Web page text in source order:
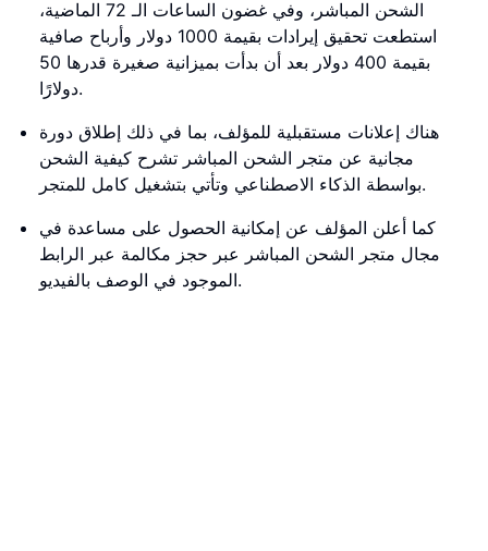
الشحن المباشر، وفي غضون الساعات الـ 72 الماضية،
استطعت تحقيق إيرادات بقيمة 1000 دولار وأرباح صافية
بقيمة 400 دولار بعد أن بدأت بميزانية صغيرة قدرها 50
دولارًا.
هناك إعلانات مستقبلية للمؤلف، بما في ذلك إطلاق دورة
مجانية عن متجر الشحن المباشر تشرح كيفية الشحن
بواسطة الذكاء الاصطناعي وتأتي بتشغيل كامل للمتجر.
كما أعلن المؤلف عن إمكانية الحصول على مساعدة في
مجال متجر الشحن المباشر عبر حجز مكالمة عبر الرابط
الموجود في الوصف بالفيديو.